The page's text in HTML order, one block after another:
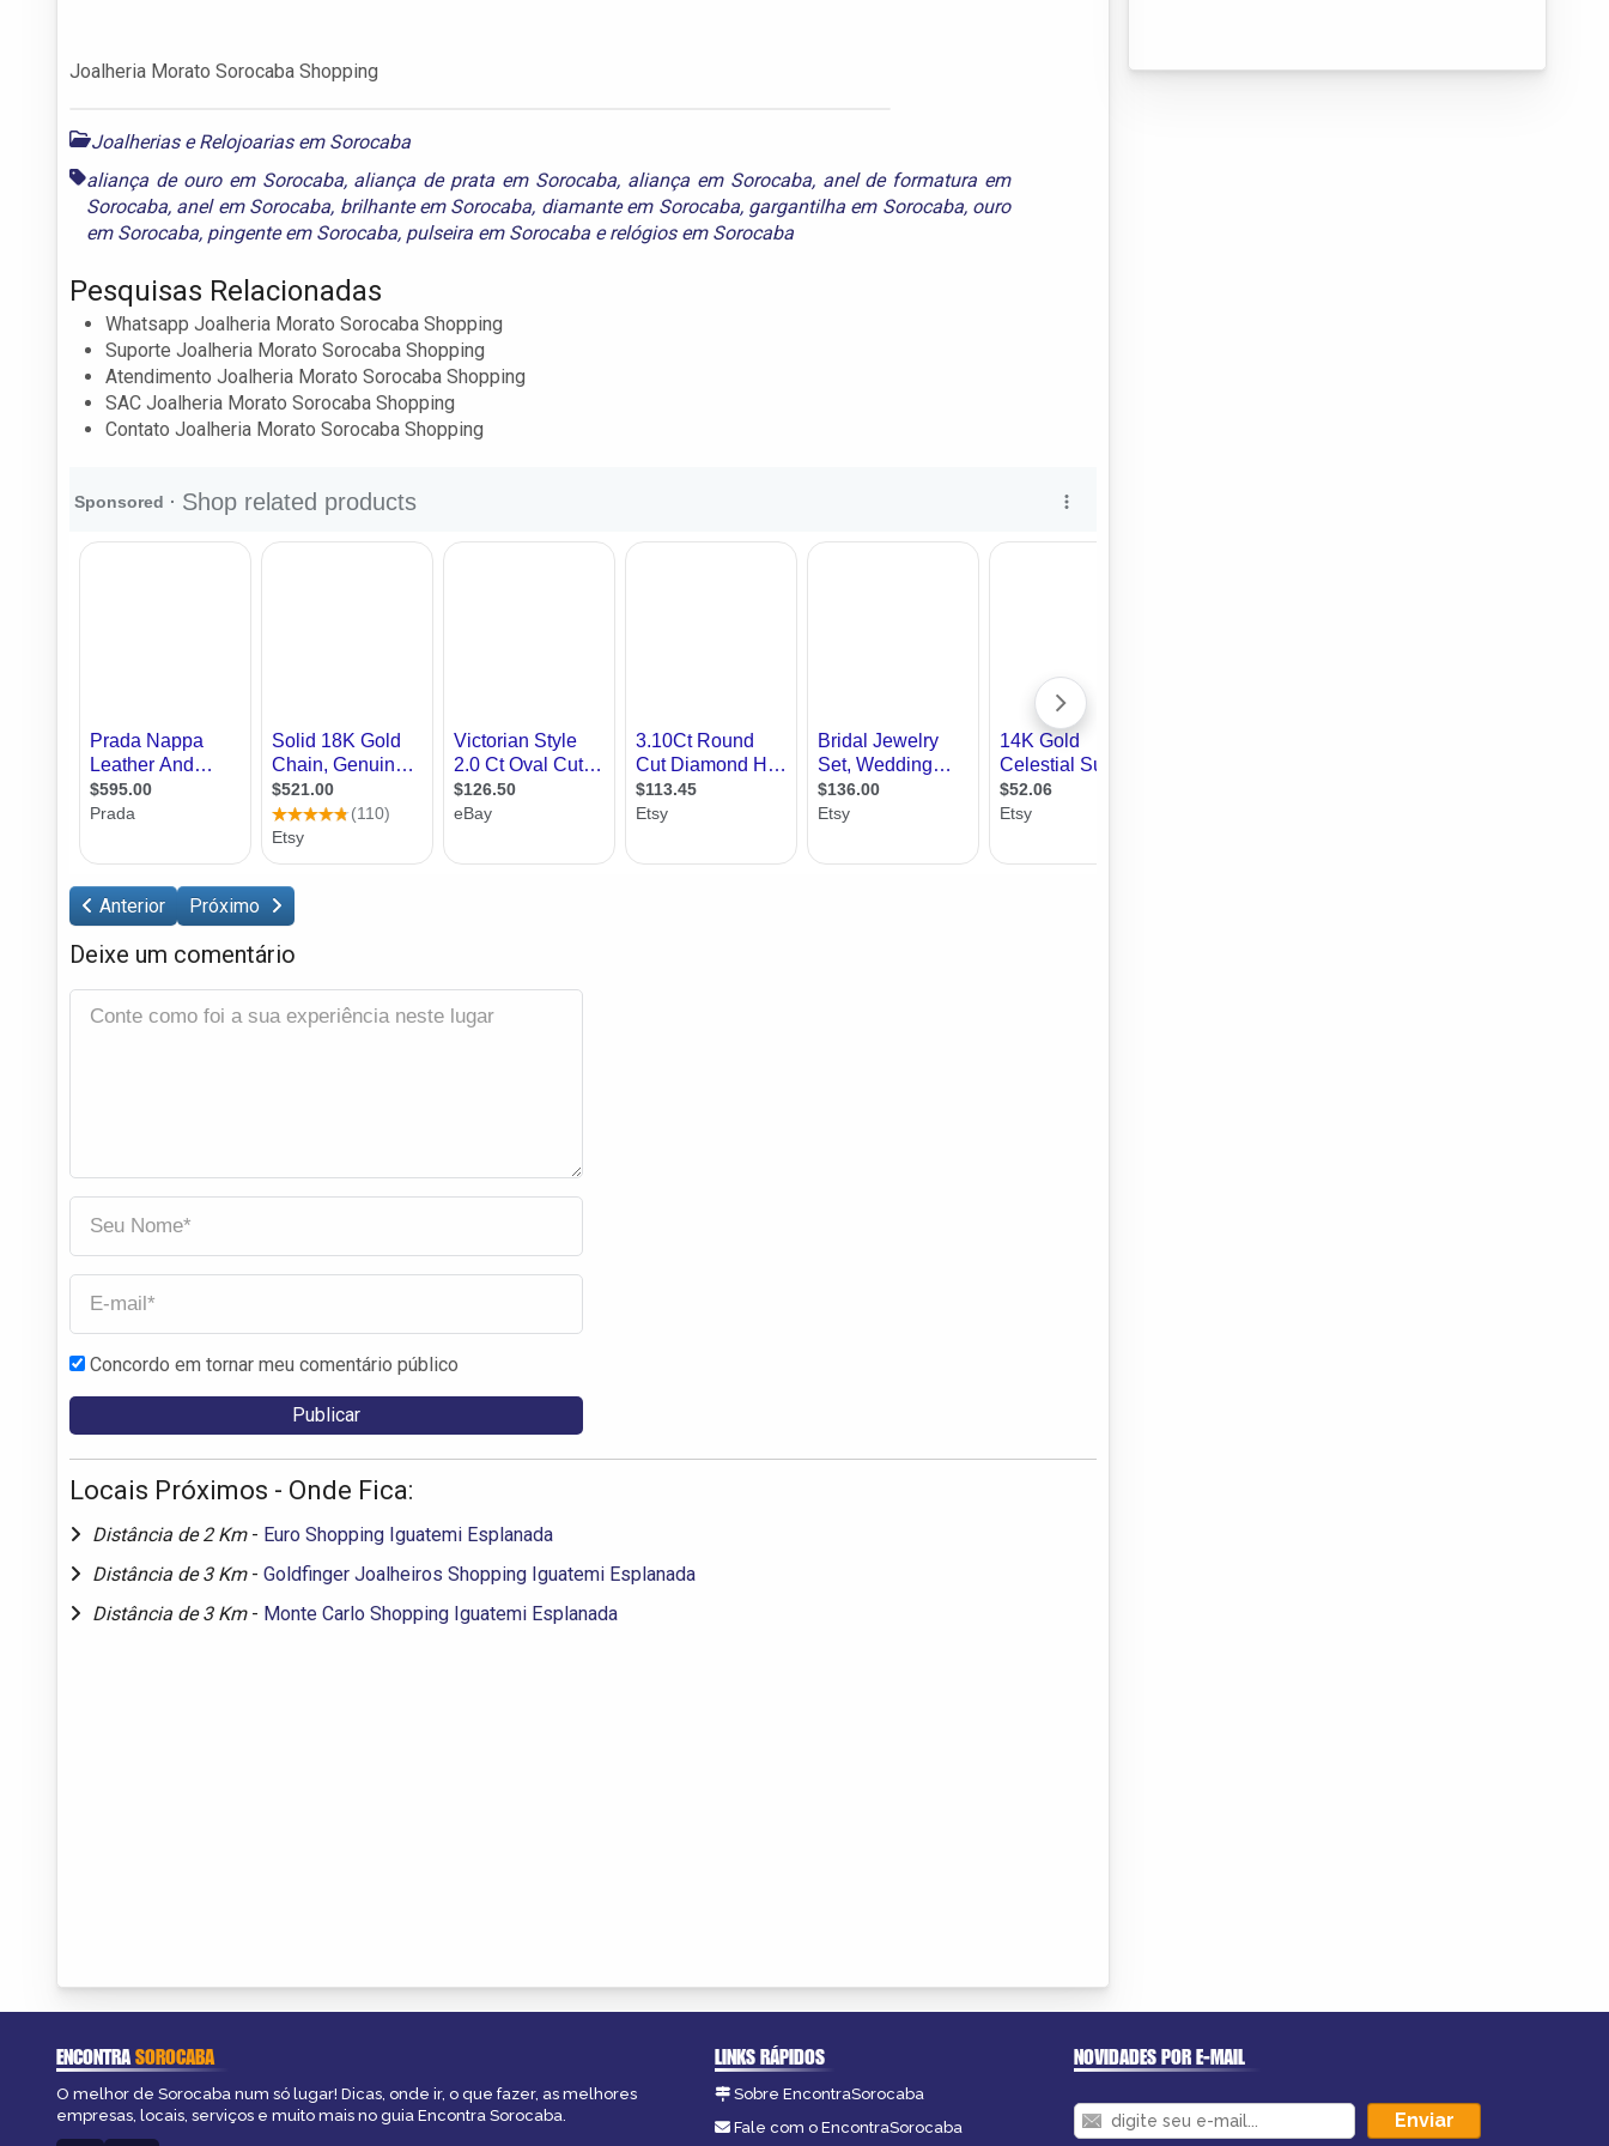
Joalheria Morato Sorocaba Shopping
Joalherias e Relojoarias em Sorocaba
aliança de ouro em Sorocaba, aliança de prata em Sorocaba, aliança em Sorocaba, anel de formatura em
Sorocaba, anel em Sorocaba, brilhante em Sorocaba, diamante em Sorocaba, gargantilha em Sorocaba, ouro
em Sorocaba, pingente em Sorocaba, pulseira em Sorocaba erelógios em Sorocaba
Pesquisas Relacionadas
Whatsapp Joalheria Morato Sorocaba Shopping
Suporte Joalheria Morato Sorocaba Shopping
Atendimento Joalheria Morato Sorocaba Shopping
SAC Joalheria Morato Sorocaba Shopping
Contato Joalheria Morato Sorocaba Shopping
Anterior Próximo
Deixe um comentário
Concordo em tornar meu comentário público
Locais Próximos - Onde Fica:
Distância de 2 Km - Euro Shopping Iguatemi Esplanada
Distância de 3 Km - Goldfinger Joalheiros Shopping Iguatemi Esplanada
Distância de 3 Km - Monte Carlo Shopping Iguatemi Esplanada
ENCONTRASOROCABA
O melhor de Sorocaba num só lugar! Dicas, onde ir, o que fazer, as melhores
empresas, locais, serviços e muito mais no guia Encontra Sorocaba.
LINKS RÁPIDOS
Sobre EncontraSorocaba
Fale com o EncontraSorocaba
NOVIDADES POR E-MAIL